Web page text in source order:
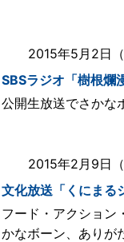
2015年5月2日
SBSラジオ「樹根爛
公開生放送でさかな
2015年2月9日
文化放送「くにまる
フード・アクション
かなボーン、ありが